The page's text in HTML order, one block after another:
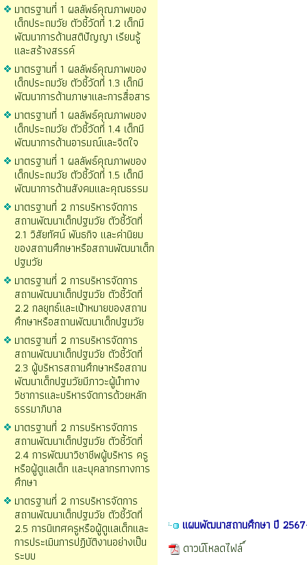
มาตรฐานที่ 1 ผลลัพธ์คุณภาพของ
เด็กประถมวัย ตัวชี้วัดที่ 1.2 เด็กมี
พัฒนาการด้านสติปัญญา เรียนรู้
และสร้างสรรค์
มาตรฐานที่ 1 ผลลัพธ์คุณภาพของ
เด็กประถมวัย ตัวชี้วัดที่ 1.3 เด็กมี
พัฒนาการด้านภาษาและการสื่อสาร
มาตรฐานที่ 1 ผลลัพธ์คุณภาพของ
เด็กประถมวัย ตัวชี้วัดที่ 1.4 เด็กมี
พัฒนาการด้านอารมณ์และจิตใจ
มาตรฐานที่ 1 ผลลัพธ์คุณภาพของ
เด็กประถมวัย ตัวชี้วัดที่ 1.5 เด็กมี
พัฒนาการด้านสังคมและคุณธรรม
มาตรฐานที่ 2 การบริหารจัดการ
สถานพัฒนาเด็กปฐมวัย ตัวชี้วัดที่
2.1 วิสัยทัศน์ พันธกิจ และค่านิยม
ของสถานศึกษาหรือสถานพัฒนาเด็ก
ปฐมวัย
มาตรฐานที่ 2 การบริหารจัดการ
สถานพัฒนาเด็กปฐมวัย ตัวชี้วัดที่
2.2 กลยุทธ์และเป้าหมายของสถาน
ศึกษาหรือสถานพัฒนาเด็กปฐมวัย
มาตรฐานที่ 2 การบริหารจัดการ
สถานพัฒนาเด็กปฐมวัย ตัวชี้วัดที่
2.3 ผู้บริหารสถานศึกษาหรือสถาน
พัฒนาเด็กปฐมวัยมีภาวะผู้นำทาง
วิชาการและบริหารจัดการด้วยหลัก
ธรรมาภิบาล
มาตรฐานที่ 2 การบริหารจัดการ
สถานพัฒนาเด็กปฐมวัย ตัวชี้วัดที่
2.4 การพัฒนาวิชาชีพผู้บริหาร ครู
หรือผู้ดูแลเด็ก และบุคลากรทางการ
ศึกษา
มาตรฐานที่ 2 การบริหารจัดการ
สถานพัฒนาเด็กปฐมวัย ตัวชี้วัดที่
2.5 การนิเทศครูหรือผู้ดูแลเด็กและ
การประเมินการปฏิบัติงานอย่างเป็น
ระบบ
แผนพัฒนาสถานศึกษา ปี
ดาวน์โหลดไฟล์